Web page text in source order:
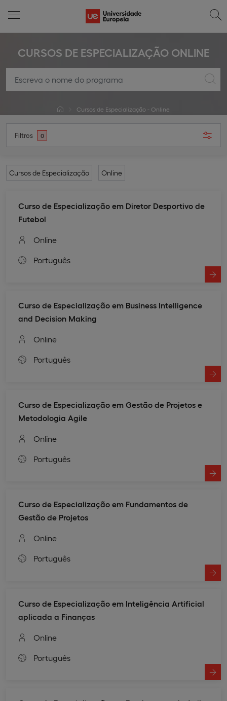
CURSOS DE ESPECIALIZAÇÃO ONLINE
Cursos de Especialização - Online
Filtros 0
Cursos de Especialização Online
Curso de Especialização em Diretor Desportivo de
Futebol
Online
Português
Curso de Especialização em Business Intelligence
and Decision Making
Online
Português
Curso de Especialização em Gestão de Projetos e
Metodologia Agile
Online
Português
Curso de Especialização em Fundamentos de
Gestão de Projetos
Online
Português
Curso de Especialização em Inteligência Artificial
aplicada a Finanças
Online
Português